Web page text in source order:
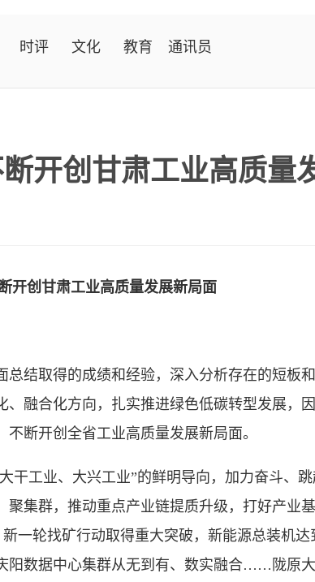
时评 文化 教育 通讯员
开创甘肃工业高质量
开创甘肃工业高质量发展新局面
结取得的成绩和经验，深入分析存在的短板
融合化方向，扎实推进绿色低碳转型发展，
断开创全省工业高质量发展新局面。
工业、大兴工业”的鲜明导向，加力奋斗、
集群，推动重点产业链提质升级，打好产业
一轮找矿行动取得重大突破，新能源总装机达
阳数据中心集群从无到有、数实融合……陇原